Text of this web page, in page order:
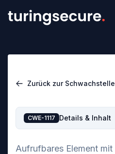
Zurück zur
CWE-1117 Details & Inhalt
Aufrufbares Element